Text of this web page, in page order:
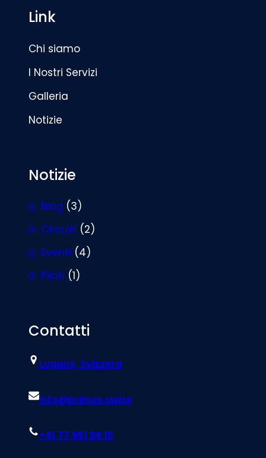
Link
Chi siamo
I Nostri Servizi
Galleria
Notizie
Notizie
Blog (3)
Circuiti (2)
Eventi (4)
Piloti (1)
Contatti
Lugano, Svizzera
info@primos.swiss
+41 77 951 99 15